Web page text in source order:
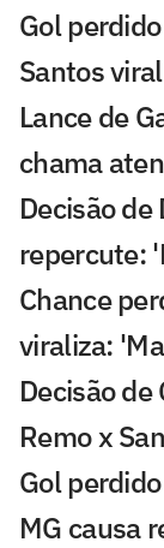
Gol
Santos
Lance de
chama
Decisão
repercute:
Chance
viraliza:
Decisão
Remo x
Gol
MG causa